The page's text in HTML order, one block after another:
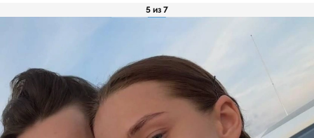
5 из 7